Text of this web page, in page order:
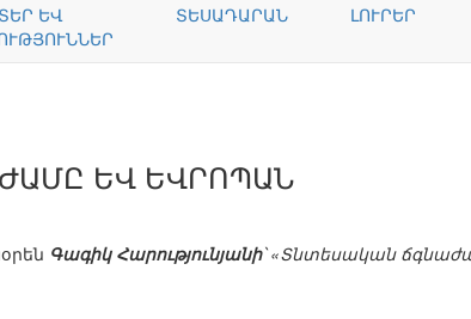
ԵՎ
ՏԵՍԱԴԱՐԱՆ ԼՈՒՐԵՐ
ԵՎ ԵՎՐՈՊԱՆ
Գագիկ Հարությունյանի՝ «Տնտեսական